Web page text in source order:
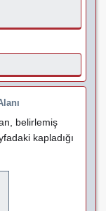
belirlemiş
kapladığı